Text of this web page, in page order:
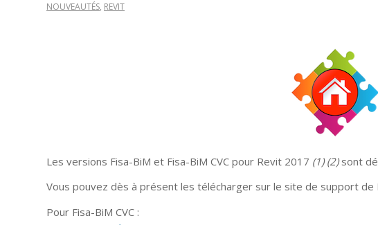
NOUVEAUTÉS, REVIT
Les versions Fisa-BiM et Fisa-BiM CVC pour Revit 2017 (1) (2)sont
Vous pouvez dès à présent les télécharger sur le site de support de
Pour Fisa-BiM CVC :